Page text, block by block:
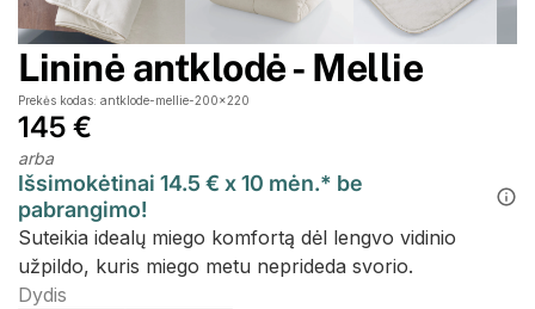
Lininė antklodė - Mellie
145 €
Prekės kodas: antklode-mellie-200x220
arba
Išsimokėtinai 14.5 € x 10 mėn.* be
pabrangimo!
Suteikia idealų miego komfortą dėl lengvo vidinio
užpildo, kuris miego metu neprideda svorio.
Dydis